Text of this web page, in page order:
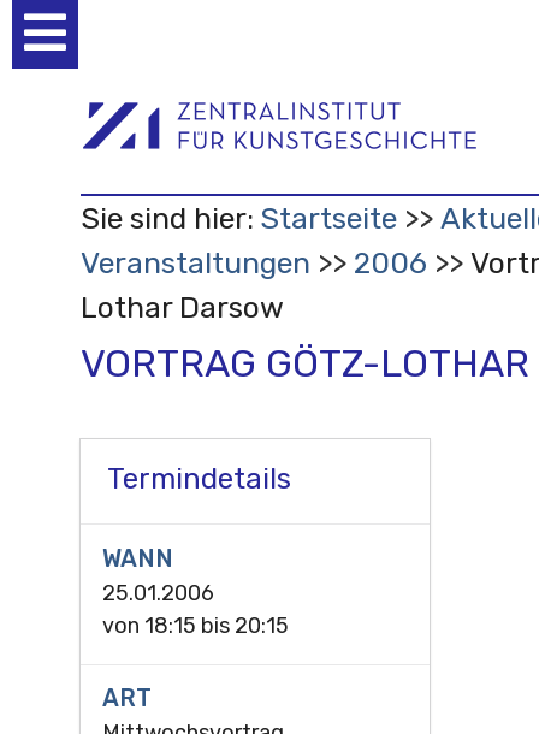
Werkzeuge
Sie sind hier: Startseite
Veranstaltungen
2006
Lothar Darsow
VORTRAG GÖTZ-LOTHAR
Termindetails
WANN
25.01.2006
von 18:15 bis 20:15
ART